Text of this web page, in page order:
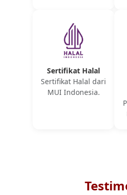
Sertifikat Halal
Sertifikat Halal dari
MUI Indonesia.